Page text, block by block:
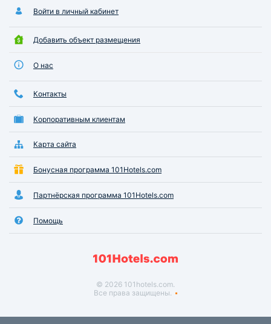
Войти в личный кабинет
Добавить объект размещения
О нас
Контакты
Корпоративным клиентам
Карта сайта
Бонусная программа 101Hotels.com
Партнёрская программа 101Hotels.com
Помощь
© 2026 101hotels.com.
Все права защищены.